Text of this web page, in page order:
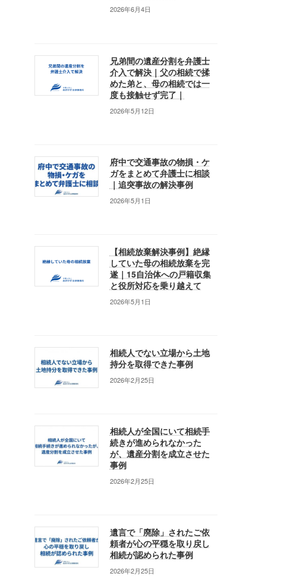
2026年6月4日
兄弟間の遺産分割を弁護士
介入で解決｜父の相続で揉
めた弟と、母の相続では一
度も接触せず完了｜
2026年5月12日
府中で交通事故の物損・ケ
ガをまとめて弁護士に相談
｜追突事故の解決事例
2026年5月1日
【相続放棄解決事例】絶縁
していた母の相続放棄を完
遂｜15自治体への戸籍収集
と役所対応を乗り越えて
2026年5月1日
相続人でない立場から土地
持分を取得できた事例
2026年2月25日
相続人が全国にいて相続手
続きが進められなかった
が、遺産分割を成立させた
事例
2026年2月25日
遺言で「廃除」されたご依
頼者が心の平穏を取り戻し
相続が認められた事例
2026年2月25日